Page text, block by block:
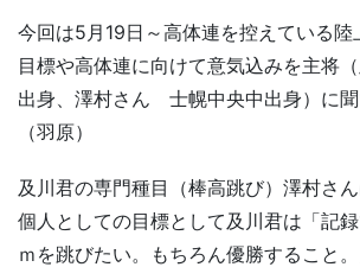
今回は5月19日～高体連を控えている
目標や高体連に向けて意気込みを主将
出身、澤村さん 士幌中央中出身）に聞
（羽原）
及川君の専門種目（棒高跳び）澤村さん
個人としての目標として及川君は「記
ｍを跳びたい。もちろん優勝すること